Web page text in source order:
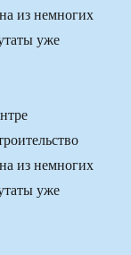
из немногих
уже
из немногих
уже